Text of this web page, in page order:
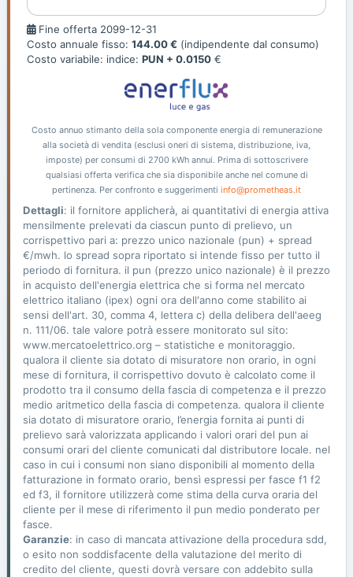
Fine
offerta
Fine offerta 2099-12-31
Costo annuale fisso: 144.00 € (indipendente dal consumo)
Costo variabile: indice: PUN + 0.0150 €
Costo annuo stimanto della sola componente energia di remunerazione
alla società di vendita (esclusi oneri di sistema, distribuzione, iva,
imposte) per consumi di 2700 kWh annui. Prima di sottoscrivere
qualsiasi offerta verifica che sia disponibile anche nel comune di
pertinenza. Per confronto e suggerimenti info@prometheas.it
Dettagli: il fornitore applicherà, ai quantitativi di energia attiva
mensilmente prelevati da ciascun punto di prelievo, un
corrispettivo pari a: prezzo unico nazionale (pun) + spread
€/mwh. lo spread sopra riportato si intende fisso per tutto il
periodo di fornitura. il pun (prezzo unico nazionale) è il prezzo
in acquisto dell'energia elettrica che si forma nel mercato
elettrico italiano (ipex) ogni ora dell'anno come stabilito ai
sensi dell'art. 30, comma 4, lettera c) della delibera dell'aeeg
n. 111/06. tale valore potrà essere monitorato sul sito:
www.mercatoelettrico.org – statistiche e monitoraggio.
qualora il cliente sia dotato di misuratore non orario, in ogni
mese di fornitura, il corrispettivo dovuto è calcolato come il
prodotto tra il consumo della fascia di competenza e il prezzo
medio aritmetico della fascia di competenza. qualora il cliente
sia dotato di misuratore orario, l’energia fornita ai punti di
prelievo sarà valorizzata applicando i valori orari del pun ai
consumi orari del cliente comunicati dal distributore locale. nel
caso in cui i consumi non siano disponibili al momento della
fatturazione in formato orario, bensì espressi per fasce f1 f2
ed f3, il fornitore utilizzerà come stima della curva oraria del
cliente per il mese di riferimento il pun medio ponderato per
fasce.
Garanzie: in caso di mancata attivazione della procedura sdd,
o esito non soddisfacente della valutazione del merito di
credito del cliente, questi dovrà versare con addebito sulla